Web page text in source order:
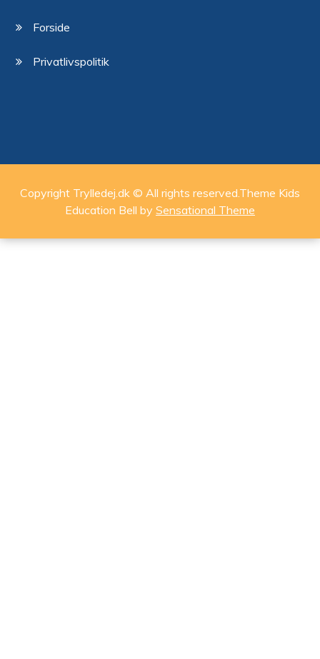
Forside
Privatlivspolitik
Copyright Trylledej.dk © All rights reserved.Theme Kids
Education Bell by Sensational Theme